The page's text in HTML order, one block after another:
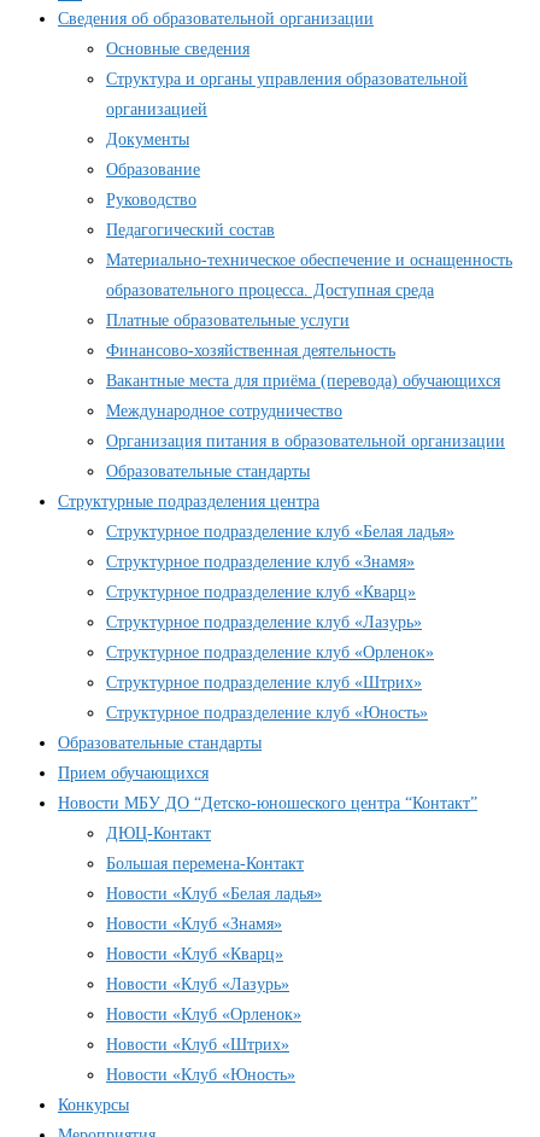
Сведения об образовательной организации
Основные сведения
Структура и органы управления образовательной
организацией
Документы
Образование
Руководство
Педагогический состав
Материально-техническое обеспечение и оснащенность
образовательного процесса. Доступная среда
Платные образовательные услуги
Финансово-хозяйственная деятельность
Вакантные места для приёма (перевода) обучающихся
Международное сотрудничество
Организация питания в образовательной организации
Образовательные стандарты
Структурные подразделения центра
Структурное подразделение клуб «Белая ладья»
Структурное подразделение клуб «Знамя»
Структурное подразделение клуб «Кварц»
Структурное подразделение клуб «Лазурь»
Структурное подразделение клуб «Орленок»
Структурное подразделение клуб «Штрих»
Структурное подразделение клуб «Юность»
Образовательные стандарты
Прием обучающихся
Новости МБУ ДО “Детско-юношеского центра “Контакт”
ДЮЦ-Контакт
Большая перемена-Контакт
Новости «Клуб «Белая ладья»
Новости «Клуб «Знамя»
Новости «Клуб «Кварц»
Новости «Клуб «Лазурь»
Новости «Клуб «Орленок»
Новости «Клуб «Штрих»
Новости «Клуб «Юность»
Конкурсы